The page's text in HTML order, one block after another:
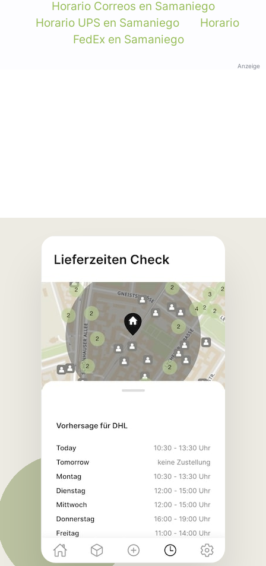
Horario Correos en Samaniego
Horario UPS en Samaniego
Horario
FedEx en Samaniego
Anzeige